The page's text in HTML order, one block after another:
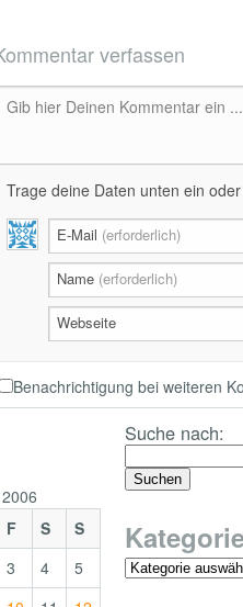
verfassen
Gib hier Deinen Kommentar ein ...
Trage deine Daten unten ein
E-Mail (erforderlich)
Name (erforderlich)
Webseite
Benachrichtigung bei weiteren
F
S S
3 4
5
Suche nach: